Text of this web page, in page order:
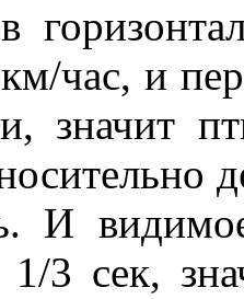
час, и
значит
И
1/3 сек,